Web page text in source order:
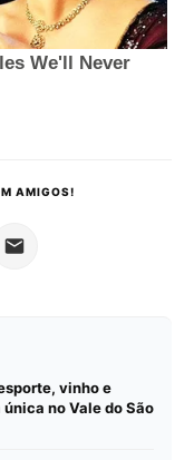
AMIGOS!
vinho e
no Vale do São